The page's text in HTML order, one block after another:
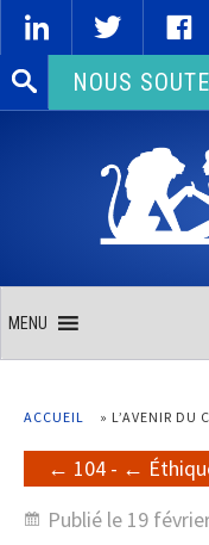
Rechercher :
NOUS
MENU
ACCUEIL » L’AVENIR DU
104 -
Publié le 19